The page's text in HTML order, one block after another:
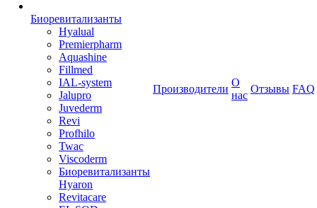
Биоревитализанты
Hyalual
Premierpharm
Aquashine
Fillmed
IAL-system
Jalupro
Juvederm
Revi
Profhilo
Twac
Viscoderm
Биоревитализанты
Hyaron
Revitacare
Производители
О
нас
Отзывы FAQ